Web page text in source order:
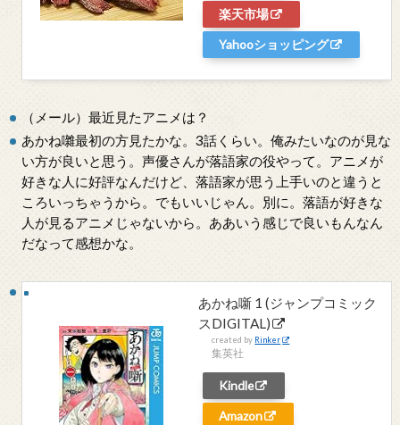
楽天市場
Yahooショッピング
（メール）最近見たアニメは？
あかね囃最初の方見たかな。3話くらい。俺みたいなのが見な
い方が良いと思う。声優さんが落語家の役やって。アニメが
好きな人に好評なんだけど、落語家が思う上手いのと違うと
ころいっちゃうから。でもいいじゃん。別に。落語が好きな
人が見るアニメじゃないから。ああいう感じで良いもんなん
だなって感想かな。
あかね噺 1 (ジャンプコミック
スDIGITAL)
created by Rinker
集英社
Kindle
Amazon